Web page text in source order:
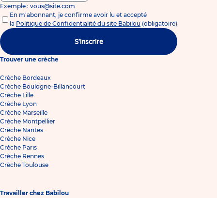
Exemple : vous@site.com
En m'abonnant, je confirme avoir lu et accepté
la Politique de Confidentialité du site Babilou (obligatoire)
S'inscrire
Trouver une crèche
Crèche Bordeaux
Crèche Boulogne-Billancourt
Crèche Lille
Crèche Lyon
Crèche Marseille
Crèche Montpellier
Crèche Nantes
Crèche Nice
Crèche Paris
Crèche Rennes
Crèche Toulouse
Travailler chez Babilou